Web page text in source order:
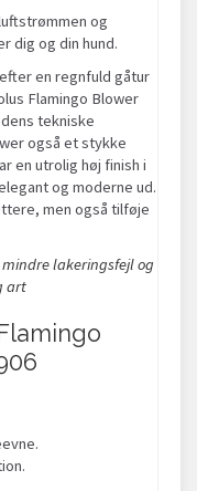
og
dig og din hund.
en regnfuld gåtur
Flamingo Blower
tekniske
også et stykke
en utrolig høj finish i
og moderne ud.
men også tilføje
lakeringsfejl og
art